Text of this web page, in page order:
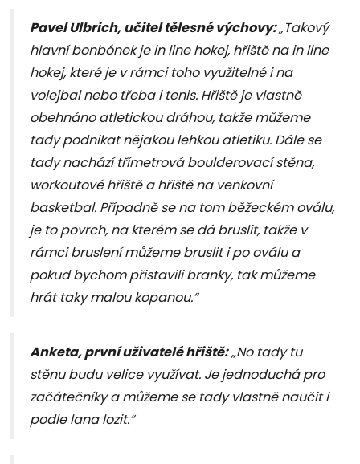
Pavel Ulbrich, učitel tělesné výchovy:„Takový
hlavní bonbónek je in line hokej, hřiště na in line
hokej, které je v rámci toho využitelné i na
volejbal nebo třeba i tenis. Hřiště je vlastně
obehnáno atletickou dráhou, takže můžeme
tady podnikat nějakou lehkou atletiku. Dále se
tady nachází třímetrová boulderovací stěna,
workoutové hřiště a hřiště na venkovní
basketbal. Případně se na tom běžeckém oválu,
je to povrch, na kterém se dá bruslit, takže v
rámci bruslení můžeme bruslit i po oválu a
pokud bychom přistavili branky, tak můžeme
hrát taky malou kopanou.“
Anketa, první uživatelé hřiště:„No tady tu
stěnu budu velice využívat. Je jednoduchá pro
začátečníky a můžeme se tady vlastně naučit i
podle lana lozit.“